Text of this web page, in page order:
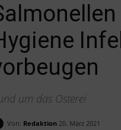
um das Osterei
Von: Redaktion 20. März 2021